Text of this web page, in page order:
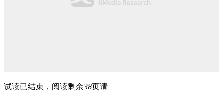
试读已结束，阅读剩余38页请